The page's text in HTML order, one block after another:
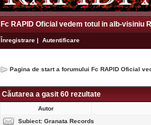
Fc RAPID Oficial vedem totul in alb-visiniu
Înregistrare | Autentificare
Pagina de start a forumului Fc RAPID Oficial
Căutarea a gasit 60 rezultate
Autor
Subiect: Granata Records